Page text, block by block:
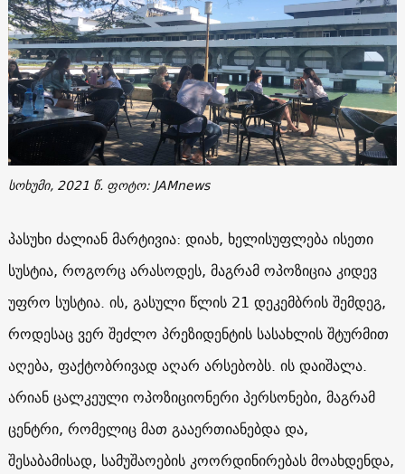
სოხუმი, 2021 წ. ფოტო: JAMnews
პასუხი ძალიან მარტივია: დიახ, ხელისუფლება ისეთი
სუსტია, როგორც არასოდეს, მაგრამ ოპოზიცია კიდევ
უფრო სუსტია. ის, გასული წლის 21 დეკემბრის შემდეგ,
როდესაც ვერ შეძლო პრეზიდენტის სასახლის შტურმით
აღება, ფაქტობრივად აღარ არსებობს. ის დაიშალა.
არიან ცალკეული ოპოზიციონერი პერსონები, მაგრამ
ცენტრი, რომელიც მათ გააერთიანებდა და,
შესაბამისად, სამუშაოების კოორდინირებას მოახდენდა,